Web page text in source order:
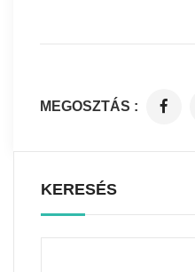
MEGOSZTÁS :
KERESÉS